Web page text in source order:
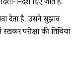
निर्देश दिए जाते हैं.
देता है. उसने सुझाव
रखकर परीक्षा की तिथियां